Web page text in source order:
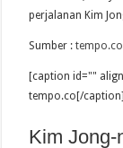
perjalanan Kim
Sumber :tempo.co
[caption id=""
tempo.co[/caption]
Kim Jong-